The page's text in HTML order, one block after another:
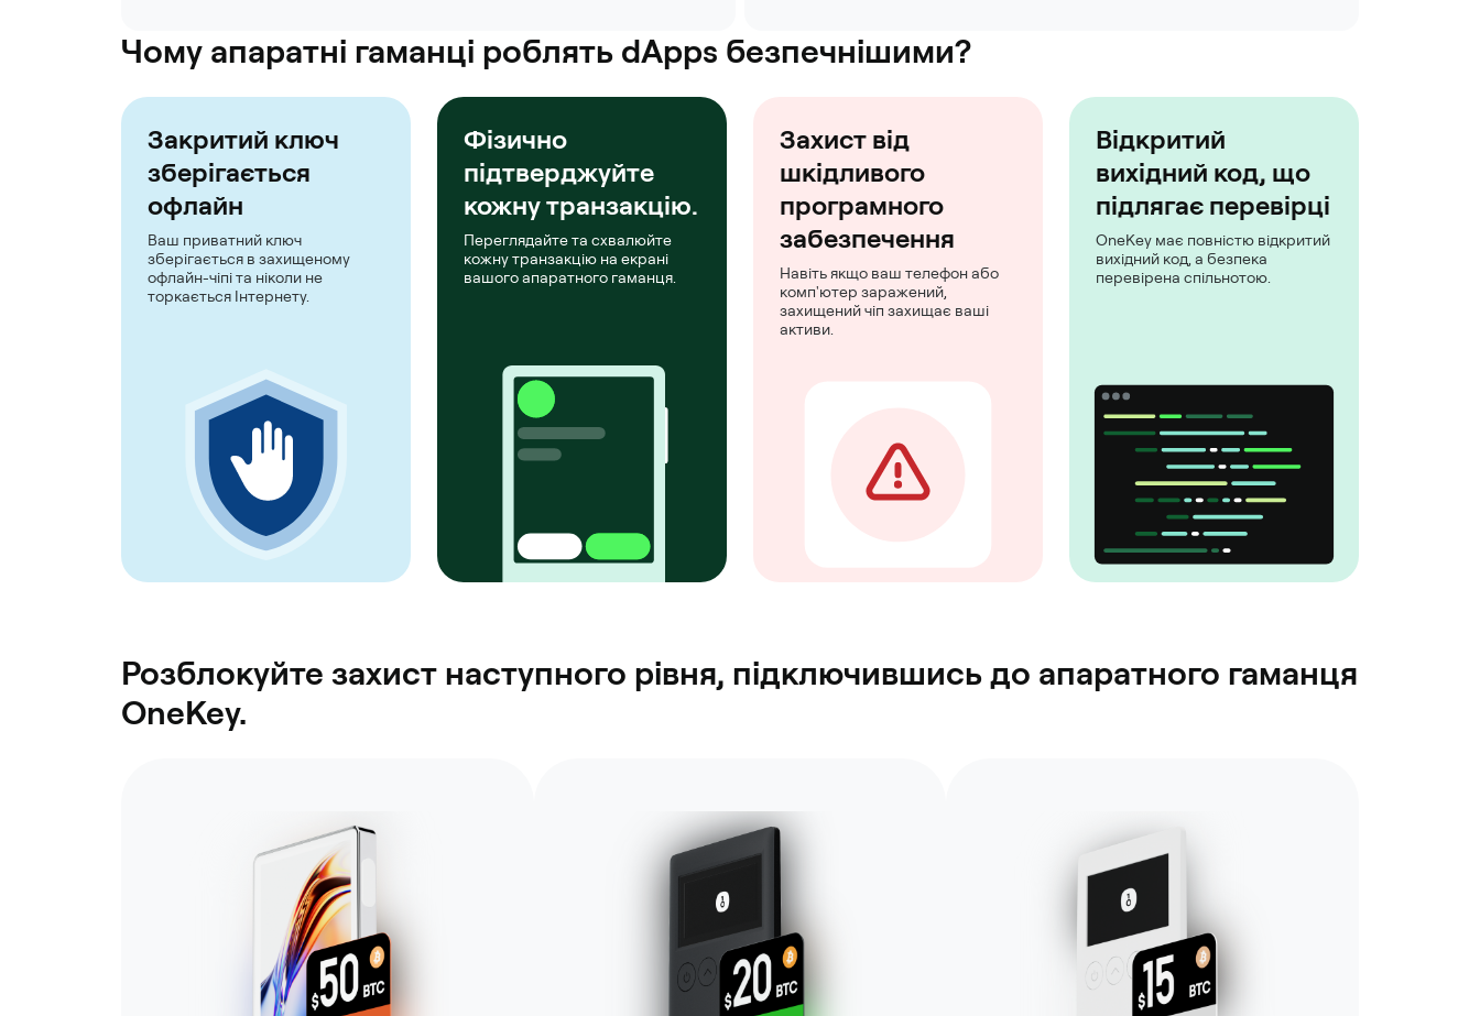
Чому апаратні гаманці роблять dApps безпечнішими?
Закритий ключ
зберігається
офлайн
Ваш приватний ключ
зберігається в захищеному
офлайн-чіпі та ніколи не
торкається Інтернету.
Фізично
підтверджуйте
кожну транзакцію.
Переглядайте та схвалюйте
кожну транзакцію на екрані
вашого апаратного гаманця.
Захист від
шкідливого
програмного
забезпечення
Навіть якщо ваш телефон або
комп'ютер заражений,
захищений чіп захищає ваші
активи.
Відкритий
вихідний код, що
підлягає перевірці
OneKey має повністю відкритий
вихідний код, а безпека
перевірена спільнотою.
Розблокуйте захист наступного рівня, підключившись до апаратного гаманця
OneKey.